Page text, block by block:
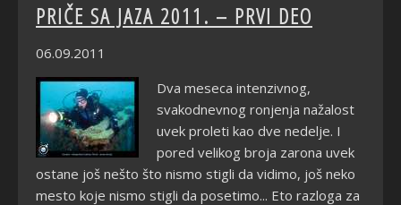
PRIČE SA JAZA 2011. – PRVI DEO
06.09.2011
Dva meseca intenzivnog,
svakodnevnog ronjenja nažalost
uvek proleti kao dve nedelje. I
pored velikog broja zarona uvek
ostane još nešto što nismo stigli da vidimo, još neko
mesto koje nismo stigli da posetimo... Eto razloga za